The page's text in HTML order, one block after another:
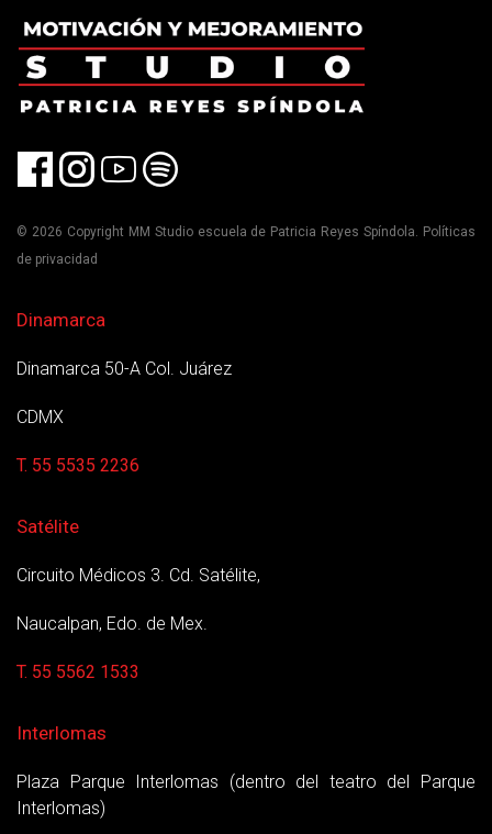
© 2026 Copyright MM Studio escuela de Patricia Reyes Spíndola. Políticas
de privacidad
Dinamarca
Dinamarca 50-A Col. Juárez
CDMX
T. 55 5535 2236
Satélite
Circuito Médicos 3. Cd. Satélite,
Naucalpan, Edo. de Mex.
T. 55 5562 1533
Interlomas
Plaza Parque Interlomas (dentro del teatro del Parque
Interlomas)